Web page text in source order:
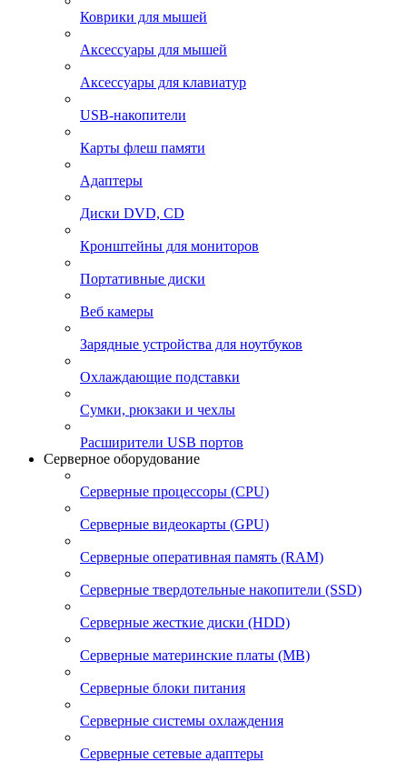
Коврики для мышей
Аксессуары для мышей
Аксессуары для клавиатур
USB-накопители
Карты флеш памяти
Адаптеры
Диски DVD, CD
Кронштейны для мониторов
Портативные диски
Веб камеры
Зарядные устройства для ноутбуков
Охлаждающие подставки
Сумки, рюкзаки и чехлы
Расширители USB портов
Серверное оборудование
Серверные процессоры (CPU)
Серверные видеокарты (GPU)
Серверные оперативная память (RAM)
Серверные твердотельные накопители (SSD)
Серверные жесткие диски (HDD)
Серверные материнские платы (MB)
Серверные блоки питания
Серверные системы охлаждения
Серверные сетевые адаптеры